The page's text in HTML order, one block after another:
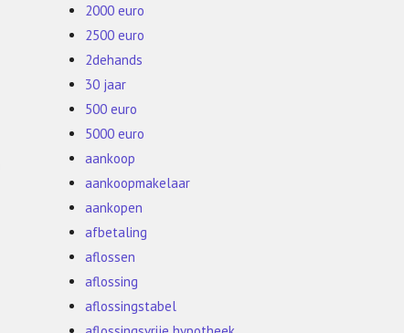
2000 euro
2500 euro
2dehands
30 jaar
500 euro
5000 euro
aankoop
aankoopmakelaar
aankopen
afbetaling
aflossen
aflossing
aflossingstabel